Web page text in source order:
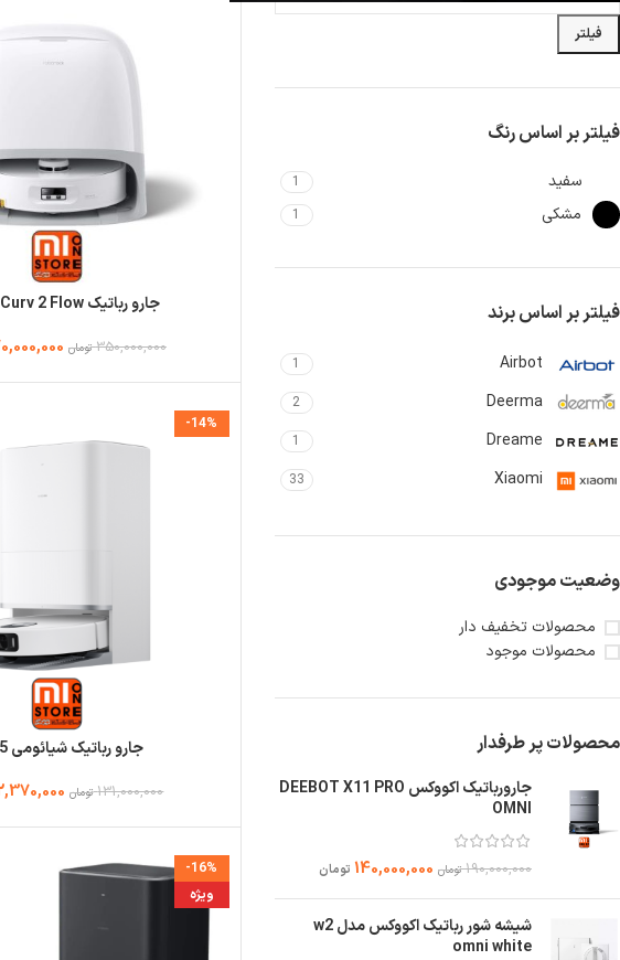
فیلتر
فیلتر بر اساس رنگ
سفید 1
مشکی 1
فیلتر بر اساس برند
Airbot
1
Deerma
2
Dreame
1
Xiaomi
33
وضعیت موجودی
محصولات تخفیف دار
محصولات موجود
محصولات پر طرفدار
جارورباتیک اکووکس DEEBOT X11 PRO
OMNI
190,000,000 تومان 140,000,000 تومان
شیشه شور رباتیک اکووکس مدل w2
omni white
جارو رباتیک Qrevo Curv 2 Flow
350,000,000 تومان
-14%
جارو رباتیک شیائومی 5 Pro
131,000,000 تومان
-16%
ویژه